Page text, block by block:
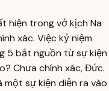
hiện trong vở kịch Na
xác. Việc kỷ niệm
5 bắt nguồn từ sự kiện
Chưa chính xác, Đức.
một sự kiện diễn ra vào